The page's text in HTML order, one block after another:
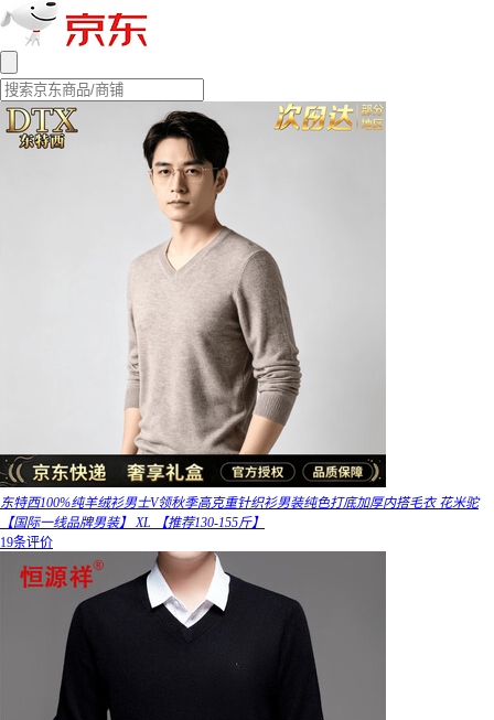
东特西100%纯羊绒衫男士V领秋季高克重针织衫男装纯色打底加厚内搭毛衣 花米驼
【国际一线品牌男装】 XL 【推荐130-155斤】
19条评价